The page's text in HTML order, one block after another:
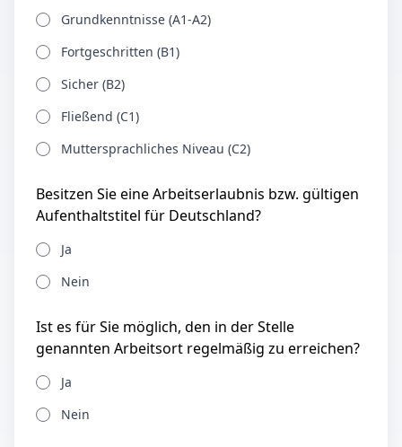
Grundkenntnisse (A1-A2)
Fortgeschritten (B1)
Sicher (B2)
Fließend (C1)
Muttersprachliches Niveau (C2)
Besitzen Sie eine Arbeitserlaubnis bzw. gültigen
Aufenthaltstitel für Deutschland?
Ja
Nein
Ist es für Sie möglich, den in der Stelle
genannten Arbeitsort regelmäßig zu erreichen?
Ja
Nein